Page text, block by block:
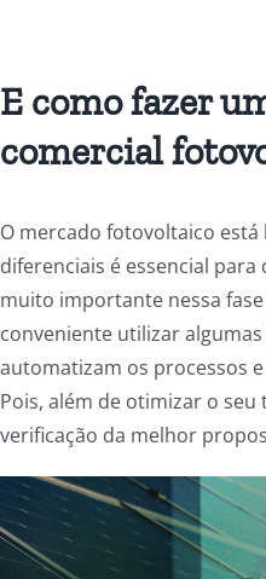
E como fazer
comercial
O mercado fotovoltaico
diferenciais é essencial
muito importante nessa
conveniente utilizar
automatizam os processos
Pois, além de otimizar o
verificação da melhor